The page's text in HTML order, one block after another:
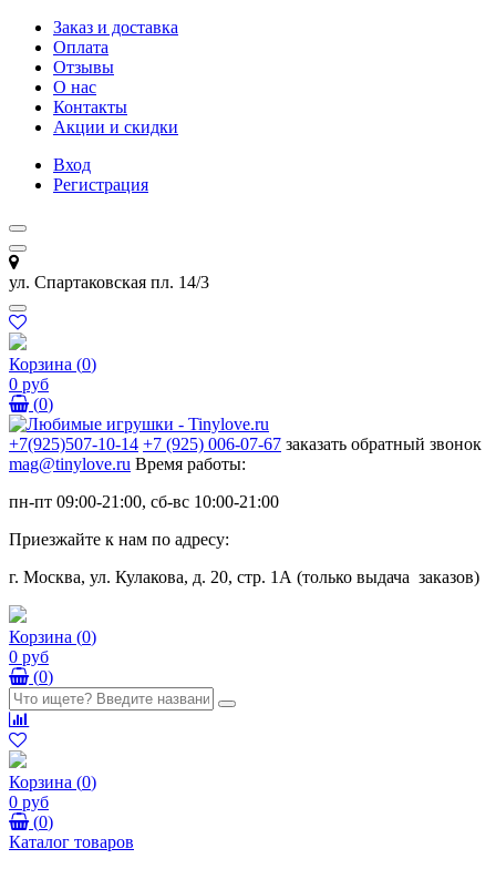
Заказ и доставка
Оплата
Отзывы
О нас
Контакты
Акции и скидки
Вход
Регистрация
ул. Спартаковская пл. 14/3
Корзина (0)
0 руб
(0)
+7(925)507-10-14 +7 (925) 006-07-67 заказать обратный звонок
mag@tinylove.ru Время работы:
пн-пт 09:00-21:00, сб-вс 10:00-21:00
Приезжайте к нам по адресу:
г. Москва, ул. Кулакова, д. 20, стр. 1А (только выдача заказов)
Корзина (0)
0 руб
(0)
Корзина (0)
0 руб
(0)
Каталог товаров